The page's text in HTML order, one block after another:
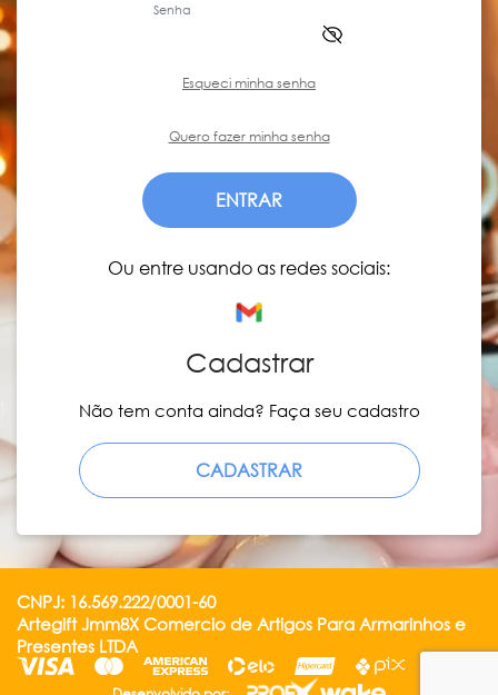
Senha
Esqueci minha senha
Quero fazer minha senha
ENTRAR
Ou entre usando as redes sociais:
Cadastrar
Não tem conta ainda? Faça seu cadastro
CADASTRAR
CNPJ: 16.569.222/0001-60
Artegift Jmm8X Comercio de Artigos Para Armarinhos e
Presentes LTDA